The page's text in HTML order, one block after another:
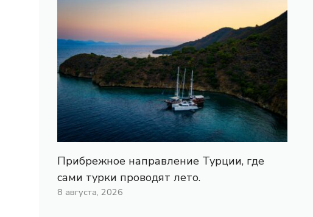
Прибрежное направление Турции, где
сами турки проводят лето.
8 августа, 2026